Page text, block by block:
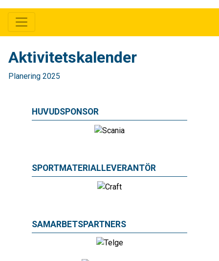
Aktivitetskalender
Planering 2025
HUVUDSPONSOR
SPORTMATERIALLEVERANTÖR
SAMARBETSPARTNERS